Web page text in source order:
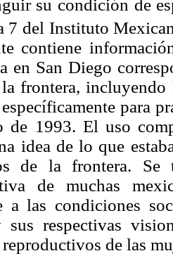
su condición de
7 del Instituto
contiene
en San Diego
frontera,
para
de 1993. El uso
idea de lo que
de la frontera.
de muchas
a las condiciones
sus respectivas
reproductivos de las